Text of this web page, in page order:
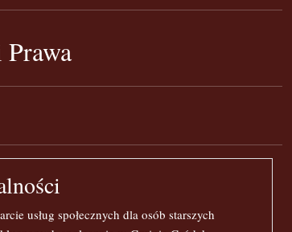
usług społecznych dla osób starszych